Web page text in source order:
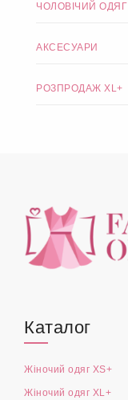
ЧОЛОВІЧИЙ ОДЯГ
АКСЕСУАРИ
РОЗПРОДАЖ XL+
Каталог
Жіночий одяг XS+
Жіночий одяг XL+